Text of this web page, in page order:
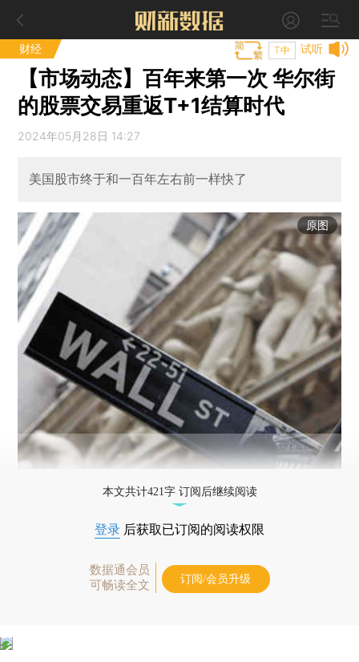
财经 试听
T中
【市场动态】百年来第一次 华尔街
的股票交易重返T+1结算时代
2024年05月28日 14:27
美国股市终于和一百年左右前一样快了
原图
本文共计421字 订阅后继续阅读
登录 后获取已订阅的阅读权限
数据通会员
可畅读全文
订阅/会员升级